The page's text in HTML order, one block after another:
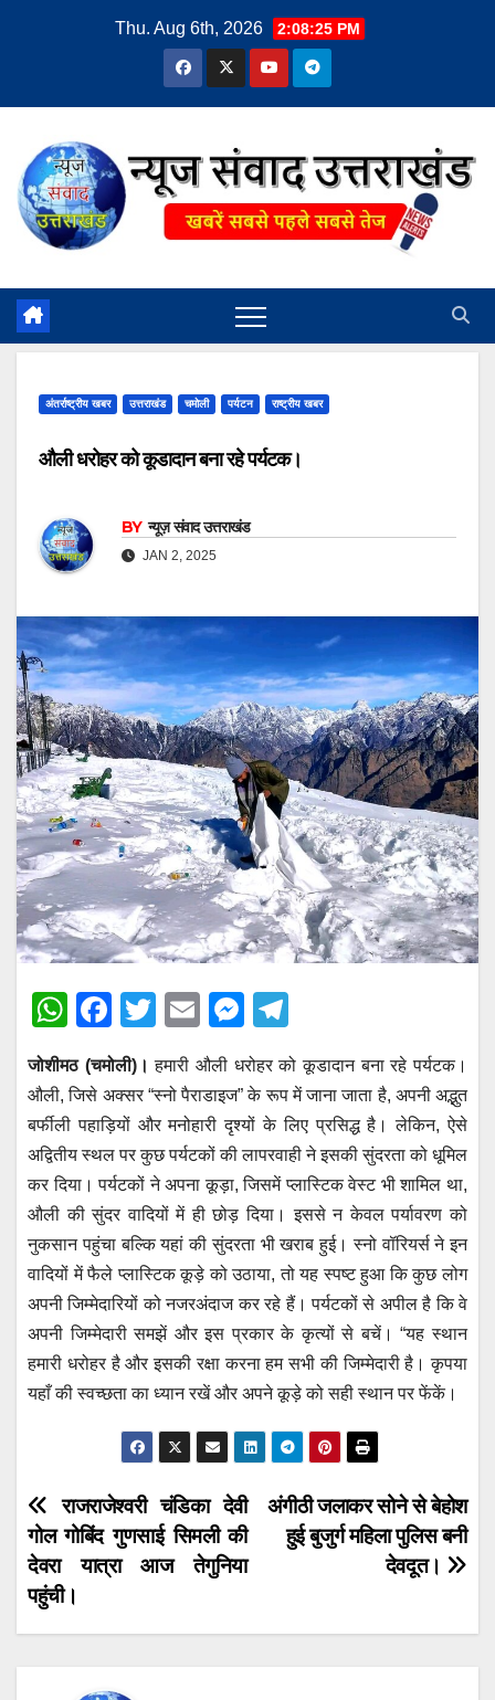
Thu. Aug 6th, 2026 2:08:26 PM
अंतर्राष्ट्रीय खबर उत्तराखंड चमोली पर्यटन राष्ट्रीय खबर
औली धरोहर को कूडादान बना रहे पर्यटक।
BY न्यूज़ संवाद उत्तराखंड
JAN 2, 2025
W
at
s
A
p
p
F
a
c
e
b
o
o
k
T
tt
er
E
m
ail
M
e
ss
e
n
g
er
el
e
gr
a
m
जोशीमठ (चमोली)। हमारी औली धरोहर को कूडादान बना रहे पर्यटक।
औली, जिसे अक्सर “स्नो पैराडाइज” के रूप में जाना जाता है, अपनी अद्भुत
बर्फीली पहाड़ियों और मनोहारी दृश्यों के लिए प्रसिद्ध है। लेकिन, ऐसे
अद्वितीय स्थल पर कुछ पर्यटकों की लापरवाही ने इसकी सुंदरता को धूमिल
कर दिया। पर्यटकों ने अपना कूड़ा, जिसमें प्लास्टिक वेस्ट भी शामिल था,
औली की सुंदर वादियों में ही छोड़ दिया। इससे न केवल पर्यावरण को
नुकसान पहुंचा बल्कि यहां की सुंदरता भी खराब हुई। स्नो वॉरियर्स ने इन
वादियों में फैले प्लास्टिक कूड़े को उठाया, तो यह स्पष्ट हुआ कि कुछ लोग
अपनी जिम्मेदारियों को नजरअंदाज कर रहे हैं। पर्यटकों से अपील है कि वे
अपनी जिम्मेदारी समझें और इस प्रकार के कृत्यों से बचें। “यह स्थान
हमारी धरोहर है और इसकी रक्षा करना हम सभी की जिम्मेदारी है। कृपया
यहाँ की स्वच्छता का ध्यान रखें और अपने कूड़े को सही स्थान पर फेंकें।
Post
navigation
अंगीठी जलाकर सोने से बेहोश
हुई बुजुर्ग महिला पुलिस बनी
देवदूत।
राजराजेश्वरी चंडिका देवी
गोल गोबिंद गुणसाई सिमली की
देवरा यात्रा आज तेगुनिया
पहुंची।